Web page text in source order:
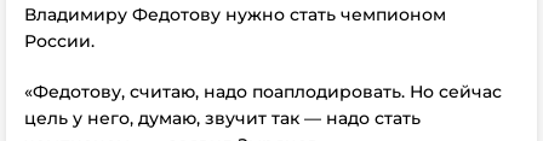
Владимиру Федотову нужно стать чемпионом
России.
«Федотову, считаю, надо поаплодировать. Но сейчас
цель у него, думаю, звучит так — надо стать